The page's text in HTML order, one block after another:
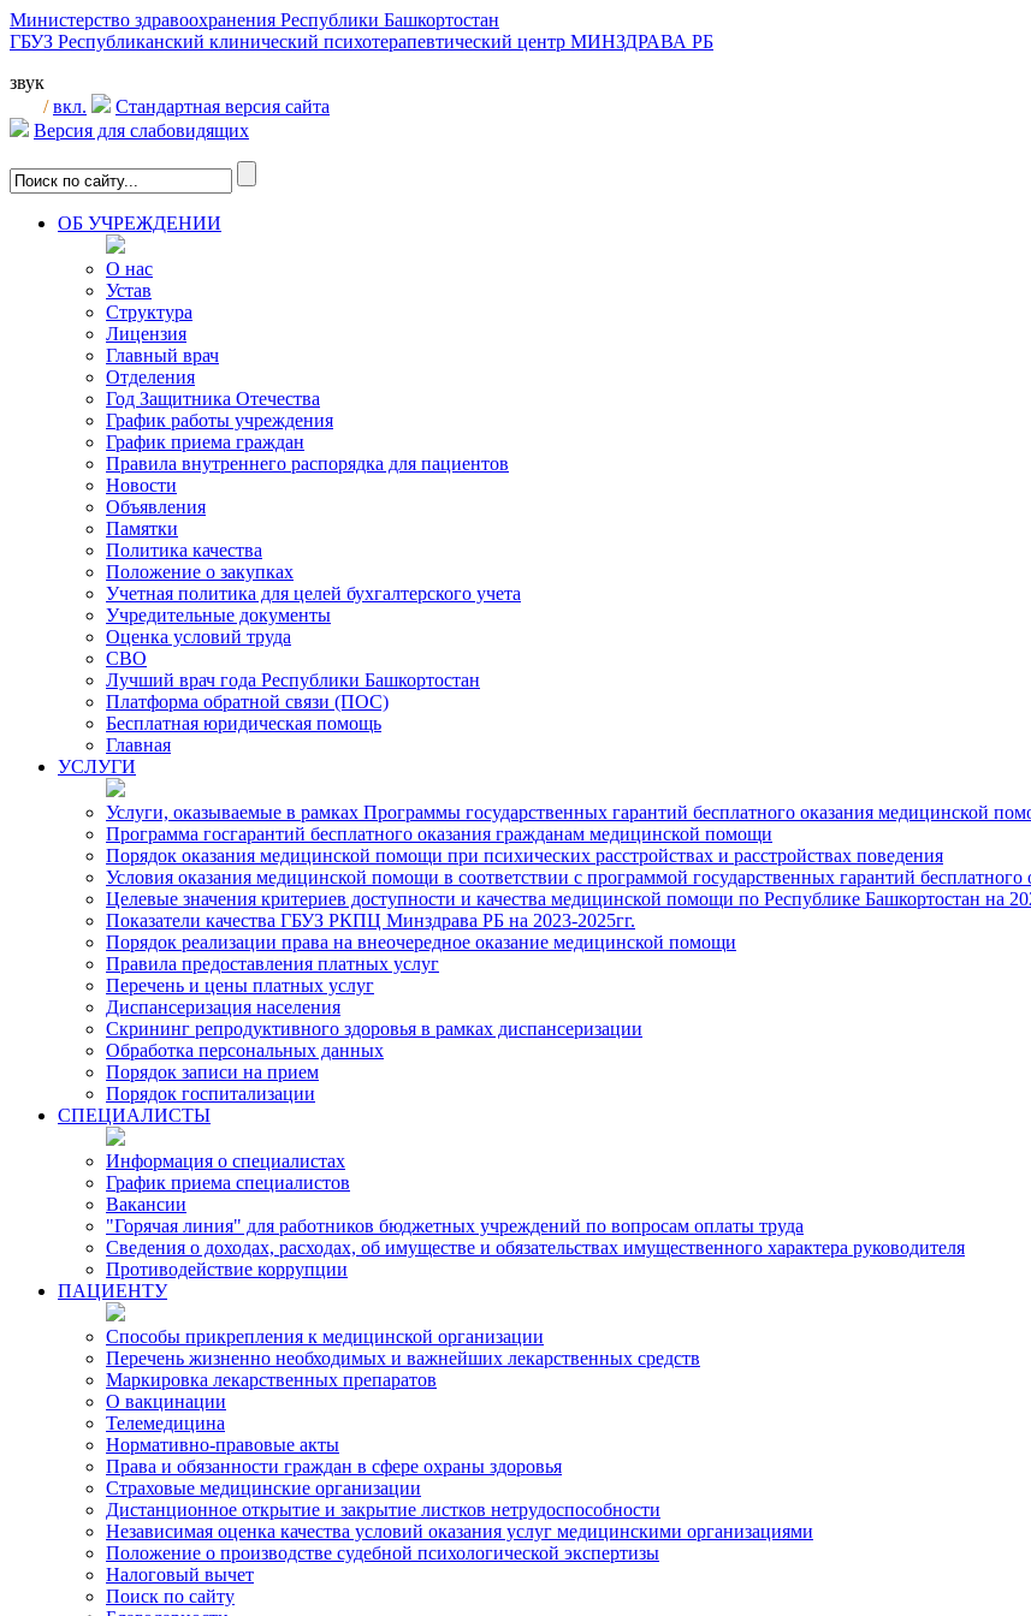
Министерство здравоохранения Республики Башкортостан
ГБУЗ Республиканский клинический психотерапевтический центр МИНЗДРАВА РБ
звук
/ вкл.
Стандартная версия сайта
Версия для слабовидящих
ОБ УЧРЕЖДЕНИИ
О нас
Устав
Структура
Лицензия
Главный врач
Отделения
Год Защитника Отечества
График работы учреждения
График приема граждан
Правила внутреннего распорядка для пациентов
Новости
Объявления
Памятки
Политика качества
Положение о закупках
Учетная политика для целей бухгалтерского учета
Учредительные документы
Оценка условий труда
СВО
Лучший врач года Республики Башкортостан
Платформа обратной связи (ПОС)
Бесплатная юридическая помощь
Главная
УСЛУГИ
Услуги, оказываемые в рамках Программы государственных гарантий бесплатного оказания медицинской
Программа госгарантий бесплатного оказания гражданам медицинской помощи
Порядок оказания медицинской помощи при психических расстройствах и расстройствах поведения
Условия оказания медицинской помощи в соответствии с программой государственных гарантий
Целевые значения критериев доступности и качества медицинской помощи по Республике Башкортостан на
Показатели качества ГБУЗ РКПЦ Минздрава РБ на 2023-2025гг.
Порядок реализации права на внеочередное оказание медицинской помощи
Правила предоставления платных услуг
Перечень и цены платных услуг
Диспансеризация населения
Скрининг репродуктивного здоровья в рамках диспансеризации
Обработка персональных данных
Порядок записи на прием
Порядок госпитализации
СПЕЦИАЛИСТЫ
Информация о специалистах
График приема специалистов
Вакансии
"Горячая линия" для работников бюджетных учреждений по вопросам оплаты труда
Сведения о доходах, расходах, об имуществе и обязательствах имущественного характера руководителя
Противодействие коррупции
ПАЦИЕНТУ
Способы прикрепления к медицинской организации
Перечень жизненно необходимых и важнейших лекарственных средств
Маркировка лекарственных препаратов
О вакцинации
Телемедицина
Нормативно-правовые акты
Права и обязанности граждан в сфере охраны здоровья
Страховые медицинские организации
Дистанционное открытие и закрытие листков нетрудоспособности
Независимая оценка качества условий оказания услуг медицинскими организациями
Положение о производстве судебной психологической экспертизы
Налоговый вычет
Поиск по сайту